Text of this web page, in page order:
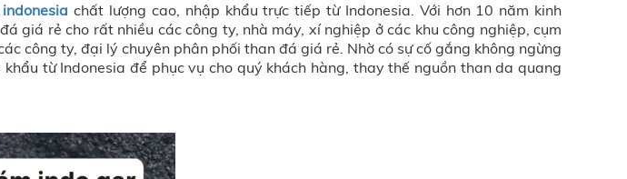
chất lượng cao, nhập khẩu trực tiếp từ Indonesia. Với hơn 10 năm kinh
giá rẻ cho rất nhiều các công ty, nhà máy, xí nghiệp ở các khu công nghiệp, cụm
công ty, đại lý chuyên phân phối than đá giá rẻ. Nhờ có sự cố gắng không ngừng
từ Indonesia để phục vụ cho quý khách hàng, thay thế nguồn than da quang